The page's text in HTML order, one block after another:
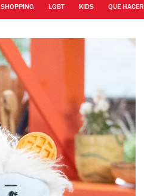
SHOPPING LGBT KIDS QUE HACER